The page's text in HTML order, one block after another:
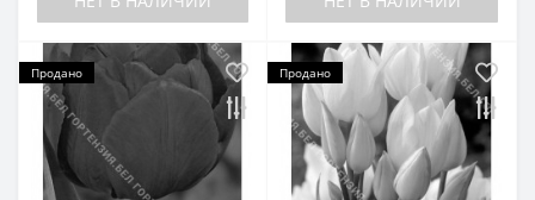
Продано Продано